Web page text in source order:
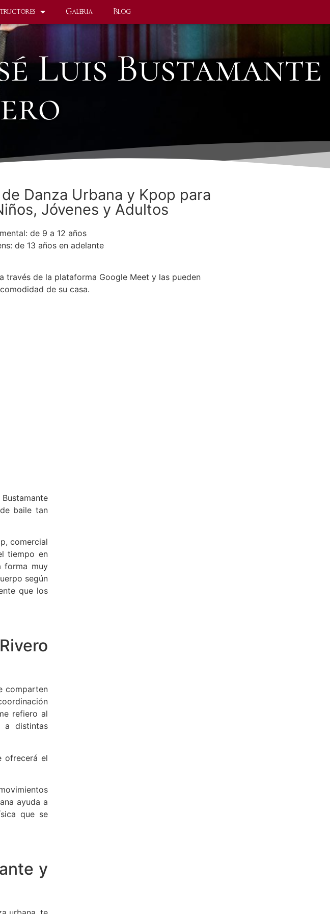
Galeria Blog
Luis Bustamante
Danza Urbana y Kpop para
Jóvenes y Adultos
de 9 a 12 años
de 13 años en adelante
través de la plataforma Google Meet y las pueden
de su casa.
baile tan
comercial
tiempo en
forma muy
según
que los
comparten
refiero al
a distintas
ofrecerá el
ayuda a
que se
y